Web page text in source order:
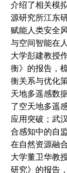
介绍了相关模
源研究所江东
赋能人类安全
与空间智能在
大学彭建教授
衡》的报告，
衡关系与优化
天地多遥感数
了空天地多遥
应用突破；武
合感知中的自
在自然资源融
大学董卫华教
研究》的报告